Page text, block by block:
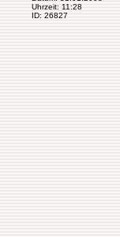
Uhrzeit: 11:28
ID: 26827